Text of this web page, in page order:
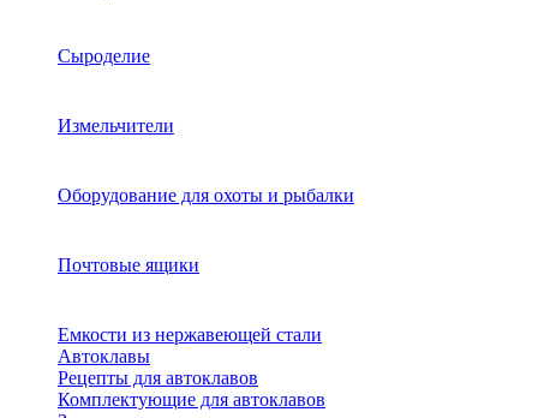
Сыроделие
Измельчители
Оборудование для охоты и рыбалки
Почтовые ящики
Емкости из нержавеющей стали
Автоклавы
Рецепты для автоклавов
Комплектующие для автоклавов